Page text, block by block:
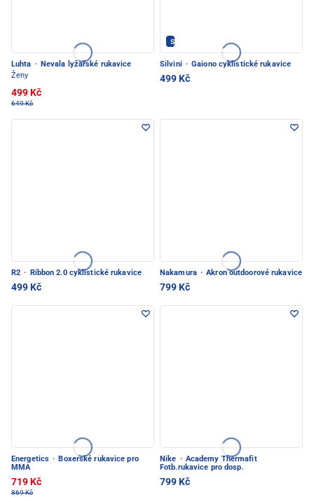
Luhta · Nevala lyžařské rukavice
Ženy
499 Kč
649 Kč
Silvini - PEC POD SNĚŽKOU
Silvini · Gaiono cyklistické rukavice
499 Kč
R2 · Ribbon 2.0 cyklistické rukavice
499 Kč
Nakamura · Akron outdoorové rukavice
799 Kč
Energetics · Boxerské rukavice pro
MMA
719 Kč
869 Kč
Nike · Academy Thermafit
Fotb.rukavice pro dosp.
799 Kč